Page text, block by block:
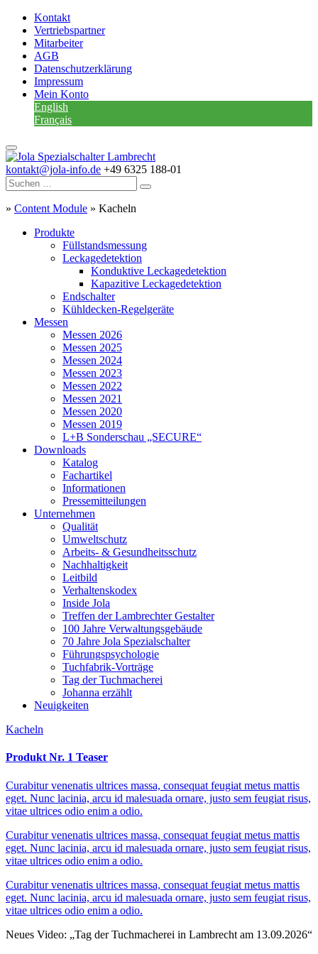
Kontakt
Vertriebspartner
Mitarbeiter
AGB
Datenschutzerklärung
Impressum
Mein Konto
English
Français
kontakt@jola-info.de +49 6325 188-01
» Content Module » Kacheln
Produkte
Füllstandsmessung
Leckagedetektion
Konduktive Leckagedetektion
Kapazitive Leckagedetektion
Endschalter
Kühldecken-Regelgeräte
Messen
Messen 2026
Messen 2025
Messen 2024
Messen 2023
Messen 2022
Messen 2021
Messen 2020
Messen 2019
L+B Sonderschau „SECURE“
Downloads
Katalog
Fachartikel
Informationen
Pressemitteilungen
Unternehmen
Qualität
Umweltschutz
Arbeits- & Gesundheitsschutz
Nachhaltigkeit
Leitbild
Verhaltenskodex
Inside Jola
Treffen der Lambrechter Gestalter
100 Jahre Verwaltungsgebäude
70 Jahre Jola Spezialschalter
Führungspsychologie
Tuchfabrik-Vorträge
Tag der Tuchmacherei
Johanna erzählt
Neuigkeiten
Kacheln
Produkt Nr. 1 Teaser
Curabitur venenatis ultrices massa, consequat feugiat metus mattis
eget. Nunc lacinia, arcu id malesuada ornare, justo sem feugiat risus,
vitae ultrices odio enim a odio.
Curabitur venenatis ultrices massa, consequat feugiat metus mattis
eget. Nunc lacinia, arcu id malesuada ornare, justo sem feugiat risus,
vitae ultrices odio enim a odio.
Curabitur venenatis ultrices massa, consequat feugiat metus mattis
eget. Nunc lacinia, arcu id malesuada ornare, justo sem feugiat risus,
vitae ultrices odio enim a odio.
Neues Video: „Tag der Tuchmacherei in Lambrecht am 13.09.2026“